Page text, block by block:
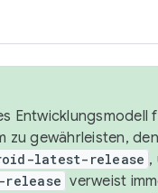
gewährleisten,
latest-release ,
verweist